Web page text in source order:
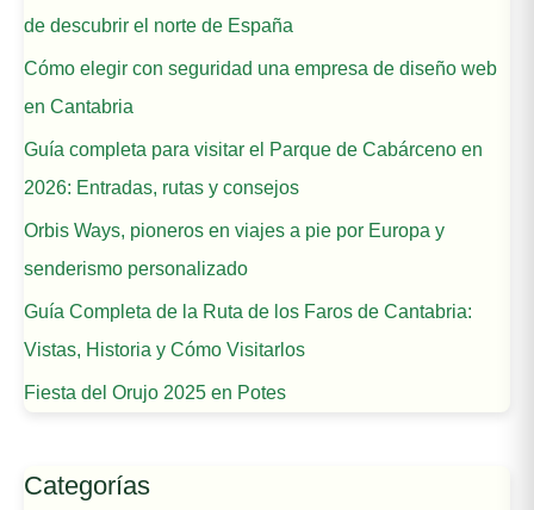
de descubrir el norte de España
Cómo elegir con seguridad una empresa de diseño web
en Cantabria
Guía completa para visitar el Parque de Cabárceno en
2026: Entradas, rutas y consejos
Orbis Ways, pioneros en viajes a pie por Europa y
senderismo personalizado
Guía Completa de la Ruta de los Faros de Cantabria:
Vistas, Historia y Cómo Visitarlos
Fiesta del Orujo 2025 en Potes
Categorías